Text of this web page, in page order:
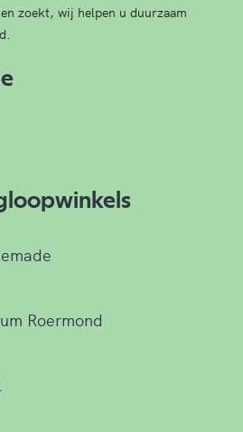
zoekt, wij helpen u duurzaam
Roermond